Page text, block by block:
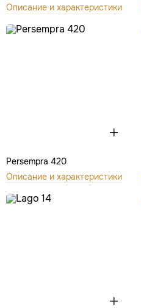
Описание и характеристики
Persempra 420
Описание и характеристики